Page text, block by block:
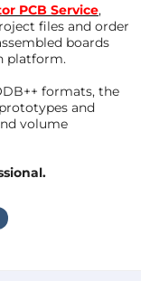
PCB Service,
files and order
boards
platform.
formats, the
and
volume